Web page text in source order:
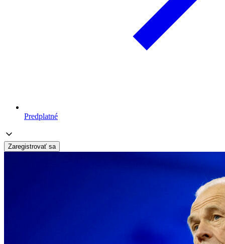
Predplatné
Zaregistrovať sa